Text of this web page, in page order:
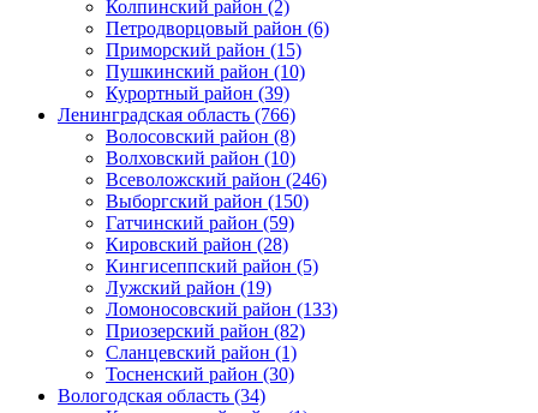
Колпинский район (2)
Петродворцовый район (6)
Приморский район (15)
Пушкинский район (10)
Курортный район (39)
Ленинградская область (766)
Волосовский район (8)
Волховский район (10)
Всеволожский район (246)
Выборгский район (150)
Гатчинский район (59)
Кировский район (28)
Кингисеппский район (5)
Лужский район (19)
Ломоносовский район (133)
Приозерский район (82)
Сланцевский район (1)
Тосненский район (30)
Вологодская область (34)